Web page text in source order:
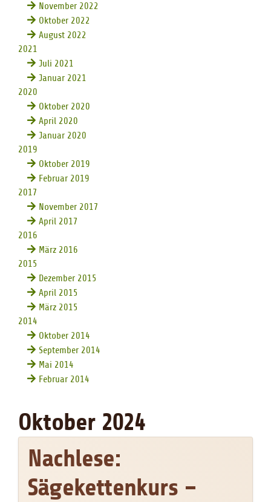
November 2022
Oktober 2022
August 2022
2021
Juli 2021
Januar 2021
2020
Oktober 2020
April 2020
Januar 2020
2019
Oktober 2019
Februar 2019
2017
November 2017
April 2017
2016
März 2016
2015
Dezember 2015
April 2015
März 2015
2014
Oktober 2014
September 2014
Mai 2014
Februar 2014
Oktober 2024
Nachlese:
Sägekettenkurs –